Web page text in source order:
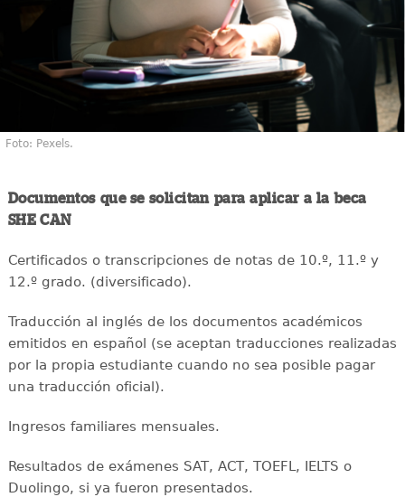
Foto: Pexels.
Documentos que se solicitan para aplicar a la beca
SHE CAN
Certificados o transcripciones de notas de 10.º, 11.º y
12.º grado. (diversificado).
Traducción al inglés de los documentos académicos
emitidos en español (se aceptan traducciones realizadas
por la propia estudiante cuando no sea posible pagar
una traducción oficial).
Ingresos familiares mensuales.
Resultados de exámenes SAT, ACT, TOEFL, IELTS o
Duolingo, si ya fueron presentados.